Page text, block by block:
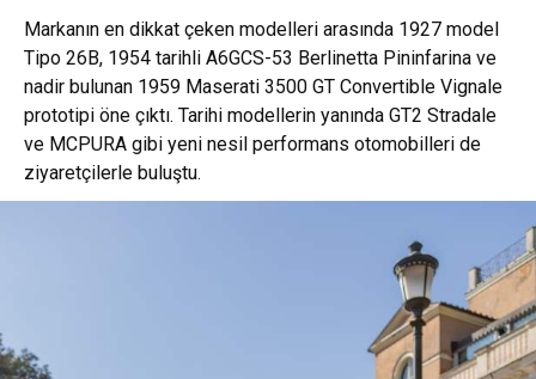
Markanın en dikkat çeken modelleri arasında 1927 model
Tipo 26B, 1954 tarihli A6GCS-53 Berlinetta Pininfarina ve
nadir bulunan 1959 Maserati 3500 GT Convertible Vignale
prototipi öne çıktı. Tarihi modellerin yanında GT2 Stradale
ve MCPURA gibi yeni nesil performans otomobilleri de
ziyaretçilerle buluştu.